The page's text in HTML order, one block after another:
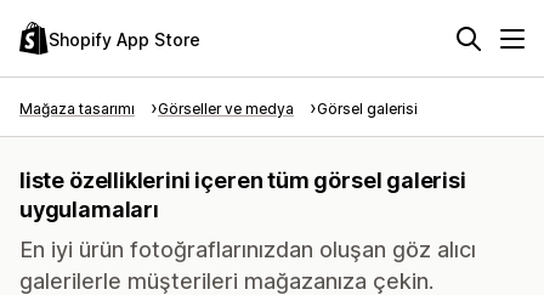
Shopify App Store
Mağaza tasarımı Görseller ve medya Görsel galerisi
liste özelliklerini içeren tüm görsel galerisi
uygulamaları
En iyi ürün fotoğraflarınızdan oluşan göz alıcı
galerilerle müşterileri mağazanıza çekin.